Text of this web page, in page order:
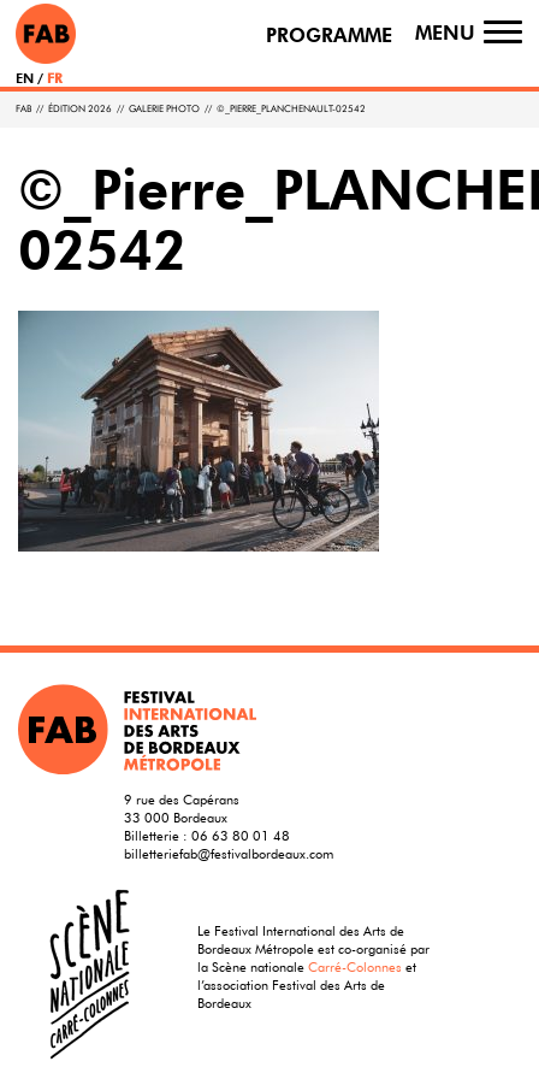
PROGRAMME MENU
EN FR
FAB // ÉDITION 2026 // GALERIE PHOTO // ©_PIERRE_PLANCHENAULT-02542
02542
9 rue des Capérans
33 000 Bordeaux
Billetterie : 06 63 80 01 48
billetteriefab@festivalbordeaux.com
Le Festival International des Arts de
Bordeaux Métropole est co-organisé par
la Scène nationaleCarré-Colonnes et
l’association Festival des Arts de
Bordeaux